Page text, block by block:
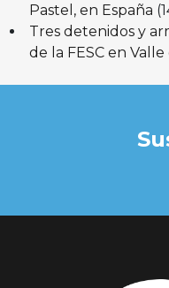
Pastel, en España
Tres detenidos y
de la FESC en